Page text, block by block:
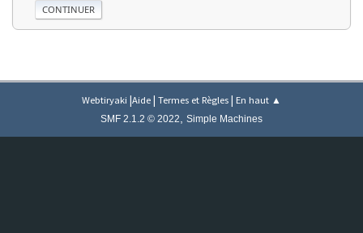
Webtiryaki |Aide | Termes et Règles | En haut ▲
SMF 2.1.2 © 2022 Simple Machines